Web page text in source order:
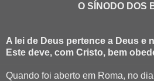
O SÍNODO DOS
A lei de Deus pertence a Deus e
Este deve, com Cristo, bem
Quando foi aberto em Roma, no